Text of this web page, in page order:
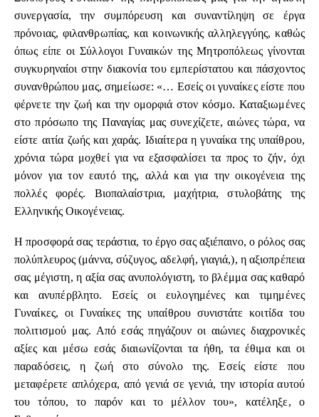
συνεργασία, την συμπόρευση και συναντίληψη σε έργα
πρόνοιας, φιλανθρωπίας, και κοινωνικής αλληλεγγύης, καθώς
όπως είπε οι Σύλλογοι Γυναικών της Μητροπόλεως γίνονται
συγκυρηναίοι στην διακονία του εμπερίστατου και πάσχοντος
συνανθρώπου μας, σημείωσε: «… Εσείς οι γυναίκες είστε που
φέρνετε την ζωή και την ομορφιά στον κόσμο. Καταξιωμένες
στο πρόσωπο της Παναγίας μας συνεχίζετε, αιώνες τώρα, να
είστε αιτία ζωής και χαράς. Ιδιαίτερα η γυναίκα της υπαίθρου,
χρόνια τώρα μοχθεί για να εξασφαλίσει τα προς το ζήν, όχι
μόνον για τον εαυτό της, αλλά και για την οικογένεια της
πολλές φορές. Βιοπαλαίστρια, μαχήτρια, στυλοβάτης της
Ελληνικής Οικογένειας.
Η προσφορά σας τεράστια, το έργο σας αξιέπαινο, ο ρόλος σας
πολύπλευρος (μάννα, σύζυγος, αδελφή, γιαγιά,), η αξιοπρέπεια
σας μέγιστη, η αξία σας ανυπολόγιστη, το βλέμμα σας καθαρό
και ανυπέρβλητο. Εσείς οι ευλογημένες και τιμημένες
Γυναίκες, οι Γυναίκες της υπαίθρου συνιστάτε κοιτίδα του
πολιτισμού μας. Από εσάς πηγάζουν οι αιώνιες διαχρονικές
αξίες και μέσω εσάς διαιωνίζονται τα ήθη, τα έθιμα και οι
παραδόσεις, η ζωή στο σύνολο της. Εσείς είστε που
μεταφέρετε απλόχερα, από γενιά σε γενιά, την ιστορία αυτού
του τόπου, το παρόν και το μέλλον του», κατέληξε, ο